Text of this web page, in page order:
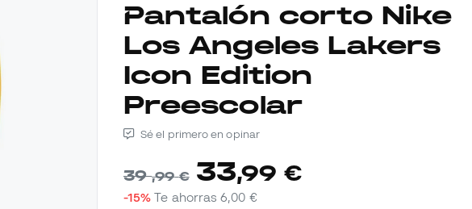
Pantalón corto Nike
Los Angeles Lakers
Icon Edition
Preescolar
Sé el primero en opinar
39,99 € 33,99 €
-15% Te ahorras6,00 €